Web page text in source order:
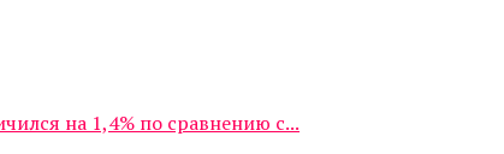
на 1,4% по сравнению с...